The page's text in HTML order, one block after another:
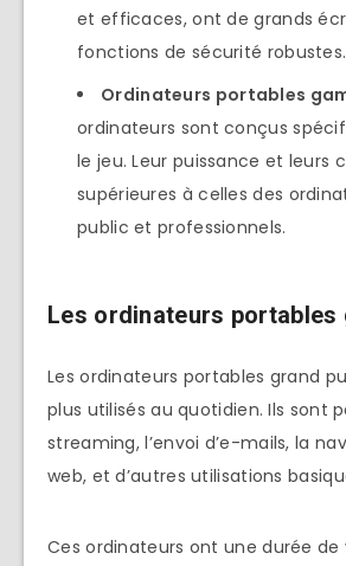
et efficaces, ont de grands
fonctions de sécurité robustes.
Ordinateurs portables
ordinateurs sont conçus
le jeu. Leur puissance et leurs
supérieures à celles des
public et professionnels.
Les ordinateurs portables
Les ordinateurs portables grand
plus utilisés au quotidien. Ils sont
streaming, l’envoi d’e-mails, la
web, et d’autres utilisations
Ces ordinateurs ont une durée